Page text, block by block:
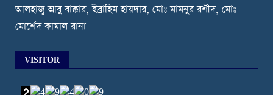
আলহাজ্ব আবু বাক্কার, ইব্রাহিম হায়দার, মোঃ মামনুর রশীদ, মোঃ
মোর্শেদ কামাল রানা
VISITOR